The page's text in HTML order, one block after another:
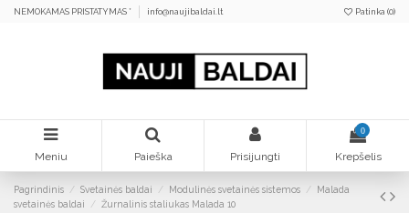
NEMOKAMAS PRISTATYMAS * info@naujibaldai.lt Patinka (0)
Meniu Paieška Prisijungti
0
Krepšelis
Pagrindinis Svetainės baldai Modulinės svetainės sistemos
Malada
svetainės baldai
Žurnalinis staliukas Malada 10